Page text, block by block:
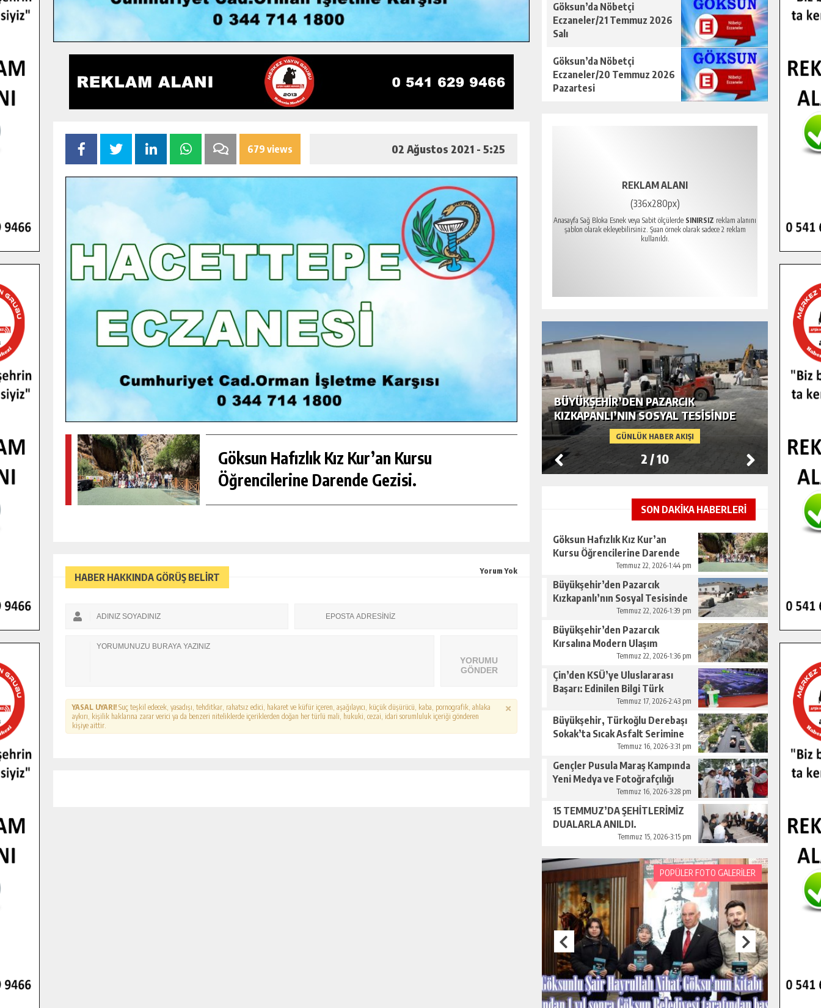
679 views 02 Ağustos 2021 - 5:25
Göksun Hafızlık Kız Kur’an Kursu
Öğrencilerine Darende Gezisi.
HABER HAKKINDA GÖRÜŞ BELİRT
Yorum Yok
YORUMU
GÖNDER
YASAL UYARI! Suç teşkil edecek, yasadışı, tehditkar, rahatsız edici, hakaret ve küfür içeren, aşağılayıcı, küçük düşürücü, kaba, pornografik, ahlaka
aykırı, kişilik haklarına zarar verici ya da benzeri niteliklerde içeriklerden doğan her türlü mali, hukuki, cezai, idari sorumluluk içeriği gönderen
kişiye aittir.
Göksun’da Nöbetçi
Eczaneler/21 Temmuz 2026
Salı
Göksun’da Nöbetçi
Eczaneler/20 Temmuz 2026
Pazartesi
REKLAM ALANI
(336x280px)
Anasayfa Sağ Bloka Esnek veya Sabit ölçülerde SINIRSIZ reklam alanını
şablon olarak ekleyebilirsiniz. Şuan örnek olarak sadece 2 reklam
kullanıldı.
GÜNLÜK HABER AKIŞI
GENÇLER PUSULA MARAŞ KAMPINDA
YENI MEDYA VE FOTOĞRAFÇILIĞI
GÜNLÜK HABER AKIŞI
GÖKSUN HAFIZLIK KIZ KUR’AN KURSU
GÜNLÜK HABER AKIŞI
BÜYÜKŞEHIR’DEN PAZARCIK
KIZKAPANLI’NIN SOSYAL TESISINDE
ÇEVRE DÜZENLEMESI.
2 /10
SON DAKİKA HABERLERİ
Göksun Hafızlık Kız Kur’an
Kursu Öğrencilerine Darende
Temmuz 22, 2026-1:44 pm
Büyükşehir’den Pazarcık
Kızkapanlı’nın Sosyal Tesisinde
Çevre Düzenlemesi.Temmuz 22, 2026-1:39 pm
Büyükşehir’den Pazarcık
Kırsalına Modern Ulaşım
Temmuz 22, 2026-1:36 pm
Çin’den KSÜ’ye Uluslararası
Başarı: Edinilen Bilgi Türk
Tarımına Katkı Sağlayacak.
Temmuz 17, 2026-2:43 pm
Büyükşehir, Türkoğlu Derebaşı
Sokak’ta Sıcak Asfalt Serimine
Temmuz 16, 2026-3:31 pm
Gençler Pusula Maraş Kampında
Yeni Medya ve Fotoğrafçılığı
Temmuz 16, 2026-3:28 pm
15 TEMMUZ’DA ŞEHİTLERİMİZ
DUALARLA ANILDI.
Temmuz 15, 2026-3:15 pm
POPÜLER FOTO GALERİLER